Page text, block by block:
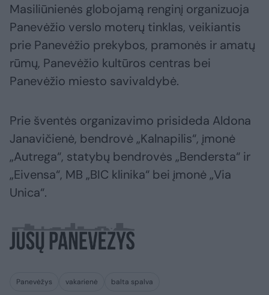
Masiliūnienės globojamą renginį organizuoja
Panevėžio verslo moterų tinklas, veikiantis
prie Panevėžio prekybos, pramonės ir amatų
rūmų, Panevėžio kultūros centras bei
Panevėžio miesto savivaldybė.
Prie šventės organizavimo prisideda Aldona
Janavičienė, bendrovė „Kalnapilis“, įmonė
„Autrega“, statybų bendrovės „Bendersta“ ir
„Eivensa“, MB „BIC klinika“ bei įmonė „Via
Unica“.
Panevėžys vakarienė balta spalva